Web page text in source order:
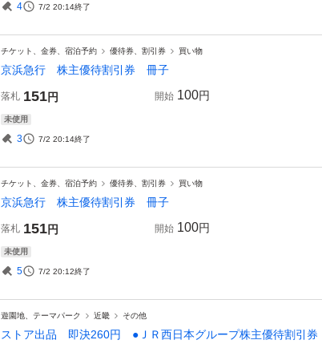
4 7/2 20:14終了
チケット、金券、宿泊予約 優待券、割引券 買い物
京浜急行 株主優待割引券 冊子
落札 151円 開始 100円
未使用
3 7/2 20:14終了
チケット、金券、宿泊予約 優待券、割引券 買い物
京浜急行 株主優待割引券 冊子
落札 151円 開始 100円
未使用
5 7/2 20:12終了
遊園地、テーマパーク 近畿 その他
ストア出品 即決260円 ●ＪＲ西日本グループ株主優待割